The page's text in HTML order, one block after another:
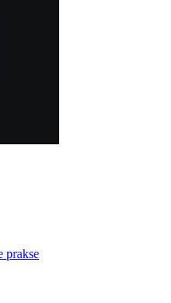
prakse